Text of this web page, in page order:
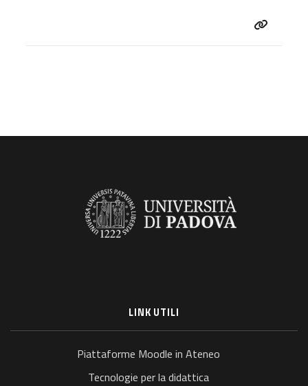
LINK UTILI
Piattaforme Moodle in Ateneo
Tecnologie per la didattica